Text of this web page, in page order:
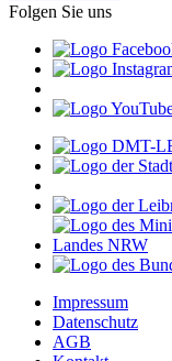
Folgen Sie uns
Impressum
Datenschutz
AGB